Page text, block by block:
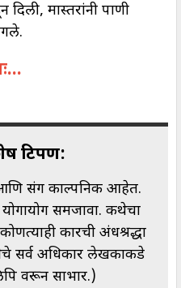
दिली, मास्तरांनी पाणी
टिपण:
प्रसंग काल्पनिक आहेत.
समजावा. कथेचा
प्रकारची अंधश्रद्धा
सर्व अधिकार लेखकाकडे
वरून साभार.)